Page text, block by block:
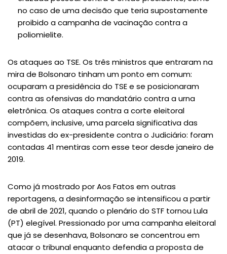
no caso de uma decisão que teria supostamente
proibido a campanha de vacinação contra a
poliomielite.
Os ataques ao TSE. Os três ministros que entraram na
mira de Bolsonaro tinham um ponto em comum:
ocuparam a presidência do TSE e se posicionaram
contra as ofensivas do mandatário contra a urna
eletrônica. Os ataques contra a corte eleitoral
compõem, inclusive, uma parcela significativa das
investidas do ex-presidente contra o Judiciário: foram
contadas 41 mentiras com esse teor desde janeiro de
2019.
Como já mostrado por Aos Fatos em outras
reportagens, a desinformação se intensificou a partir
de abril de 2021, quando o plenário do STF tornou Lula
(PT) elegível. Pressionado por uma campanha eleitoral
que já se desenhava, Bolsonaro se concentrou em
atacar o tribunal enquanto defendia a proposta de